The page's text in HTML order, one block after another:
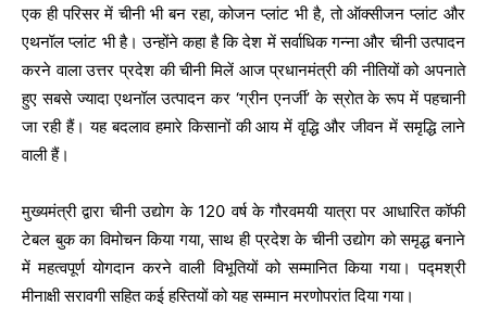
एक ही परिसर में चीनी भी बन रहा, कोजन प्लांट भी है, तो ऑक्सीजन प्लांट और
एथनॉल प्लांट भी है। उन्होंने कहा है कि देश में सर्वाधिक गन्ना और चीनी उत्पादन
करने वाला उत्तर प्रदेश की चीनी मिलें आज प्रधानमंत्री की नीतियों को अपनाते
हुए सबसे ज्यादा एथनॉल उत्पादन कर ‘ग्रीन एनर्जी’ के स्रोत के रूप में पहचानी
जा रही हैं। यह बदलाव हमारे किसानों की आय में वृद्धि और जीवन में समृद्धि लाने
वाली हैं।
मुख्यमंत्री द्वारा चीनी उद्योग के 120 वर्ष के गौरवमयी यात्रा पर आधारित कॉफी
टेबल बुक का विमोचन किया गया, साथ ही प्रदेश के चीनी उद्योग को समृद्ध बनाने
में महत्वपूर्ण योगदान करने वाली विभूतियों को सम्मानित किया गया। पद्मश्री
मीनाक्षी सरावगी सहित कई हस्तियों को यह सम्मान मरणोपरांत दिया गया।